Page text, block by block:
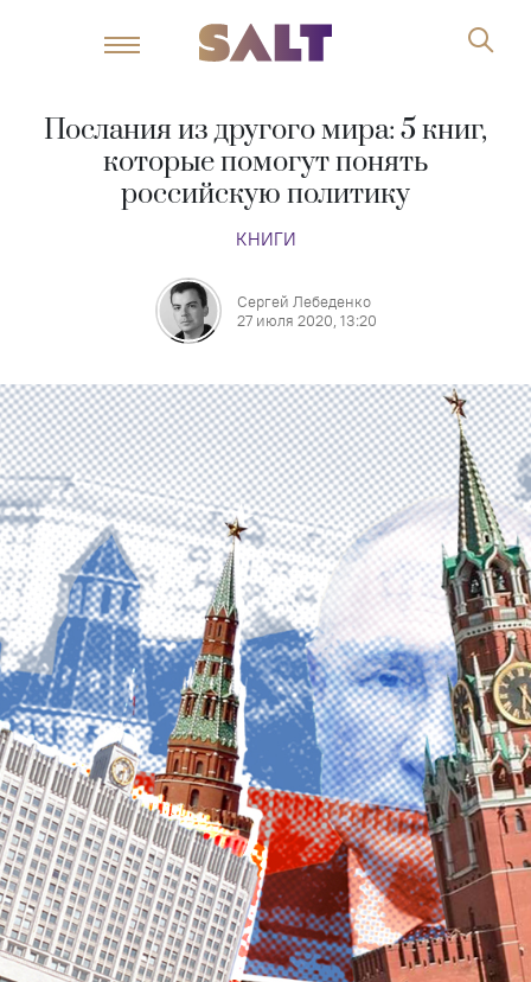
Послания из другого мира: 5 книг,
которые помогут понять
российскую политику
КНИГИ
Сергей Лебеденко
27 июля 2020, 13:20